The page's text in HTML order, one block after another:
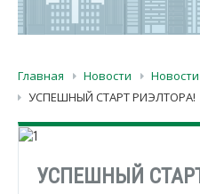
Главная Новости
УСПЕШНЫЙ СТАРТ РИЭЛТОРА!
УСПЕШНЫЙ